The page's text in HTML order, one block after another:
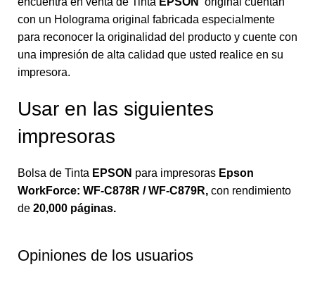
con un Holograma original fabricada especialmente
para reconocer la originalidad del producto y cuente con
una impresión de alta calidad que usted realice en su
impresora.
Usar en las siguientes
impresoras
Bolsa de Tinta EPSON para impresoras Epson
WorkForce: WF-C878R / WF-C879R, con rendimiento
de 20,000 páginas.
Opiniones de los usuarios